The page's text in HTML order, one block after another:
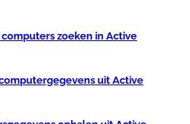
zoeken in Active
uit Active